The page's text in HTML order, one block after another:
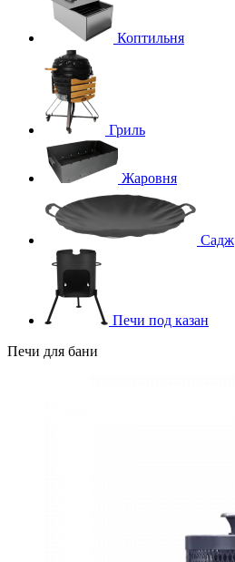
Коптильня
Гриль
Жаровня
Садж
Печи под казан
Печи для бани